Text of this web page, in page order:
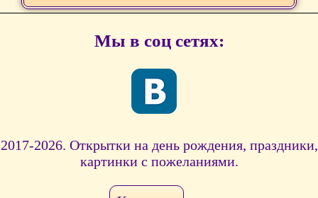
Мы в соц сетях:
2017-2026. Открытки на день рождения, праздники,
картинки с пожеланиями.